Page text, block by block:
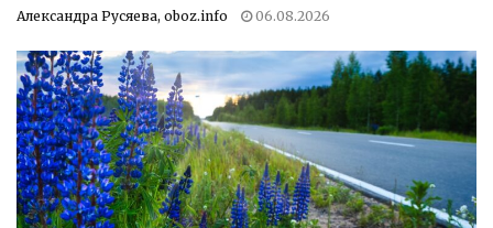
Александра Русяева, oboz.info 06.08.2026